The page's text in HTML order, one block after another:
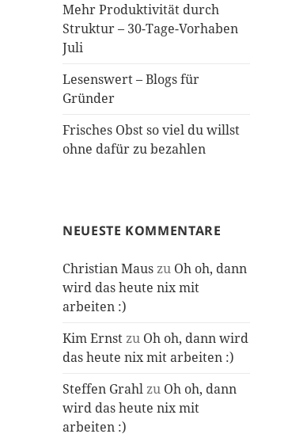
Mehr Produktivität durch
Struktur – 30-Tage-Vorhaben
Juli
Lesenswert – Blogs für
Gründer
Frisches Obst so viel du willst
ohne dafür zu bezahlen
NEUESTE KOMMENTARE
Christian Mauszu Oh oh, dann
wird das heute nix mit
arbeiten :)
Kim Ernstzu Oh oh, dann wird
das heute nix mit arbeiten :)
Steffen Grahlzu Oh oh, dann
wird das heute nix mit
arbeiten :)